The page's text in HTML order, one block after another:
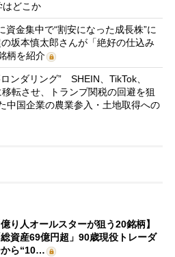
どこか
資金集中で“割安になった成長株”に
坂本慎太郎さんが「絶好の仕込み
柄を紹介
ンダリング” SHEIN、TikTok、
転させ、トランプ関税の回避を狙
国企業の農業参入・土地取得への
億り人オールスターが狙う20銘柄】
総資産69億円超」90歳現役トレーダ
から“10…